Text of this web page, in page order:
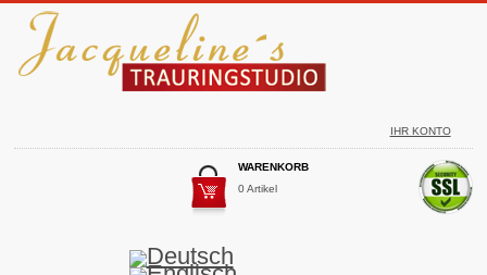
IHR KONTO
WARENKORB
0 Artikel